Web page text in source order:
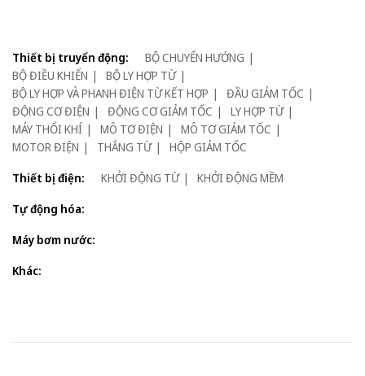
Thiết bị truyển động:
BỘ CHUYỂN HƯỚNG
BỘ ĐIỀU KHIỂN
BỘ LY HỢP TỪ
BỘ LY HỢP VÀ PHANH ĐIỆN TỪ KẾT HỢP
ĐẦU GIẢM TỐC
ĐỘNG CƠ ĐIỆN
ĐỘNG CƠ GIẢM TỐC
LY HỢP TỪ
MÁY THỔI KHÍ
MÔ TƠ ĐIỆN
MÔ TƠ GIẢM TỐC
MOTOR ĐIỆN
THẮNG TỪ
HỘP GIẢM TỐC
Thiết bị điện:
KHỞI ĐỘNG TỪ
KHỞI ĐỘNG MỀM
Tự động hóa:
Máy bơm nước:
Khác: